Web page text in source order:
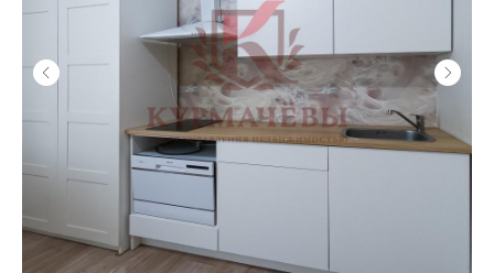
Подготовка
Анализ рынка
Рекомендации по ремонту
Меблировка под ключ